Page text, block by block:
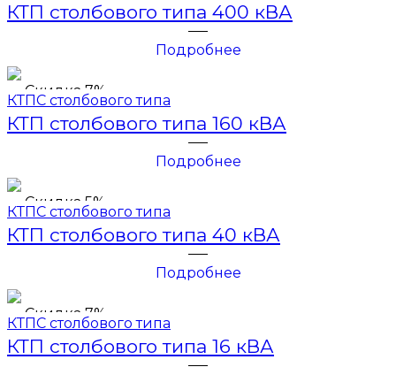
КТП столбового типа 400 кВА
Подробнее
Скидка 7%
КТПС столбового типа
КТП столбового типа 160 кВА
Подробнее
Скидка 5%
КТПС столбового типа
КТП столбового типа 40 кВА
Подробнее
Скидка 7%
КТПС столбового типа
КТП столбового типа 16 кВА